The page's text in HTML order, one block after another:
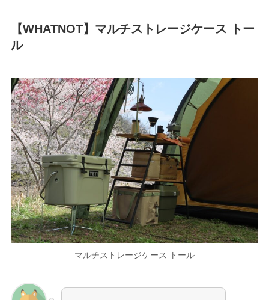
【WHATNOT】マルチストレージケース トー
ル
マルチストレージケース トール